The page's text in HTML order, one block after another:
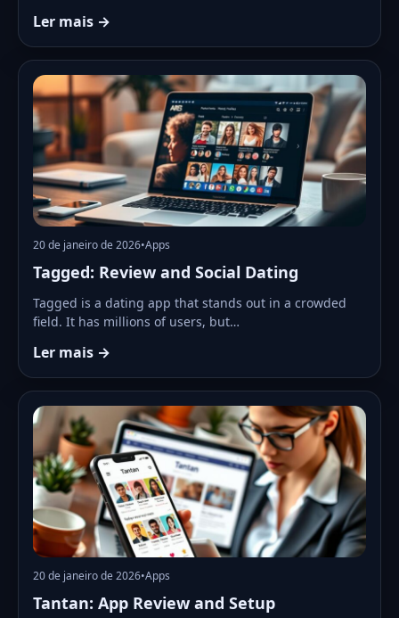
Ler mais →
20 de janeiro de 2026•Apps
Tagged: Review and Social Dating
Tagged is a dating app that stands out in a crowded
field. It has millions of users, but…
Ler mais →
20 de janeiro de 2026•Apps
Tantan: App Review and Setup